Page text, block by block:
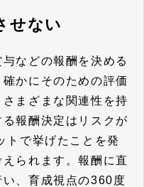
せない
などの報酬を決める
かにそのための評価
まざまな関連性を持
報酬決定はリスクが
トで挙げたことを発
られます。報酬に直
、育成視点の360度